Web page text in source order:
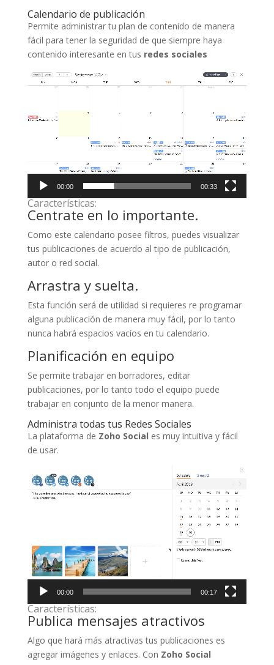
Calendario de publicación
Permite administrar tu plan de contenido de manera
fácil para tener la seguridad de que siempre haya
contenido interesante en tus redes sociales
Reproductor
00:00 00:33
Características:
Centrate en lo importante.
Como este calendario posee filtros, puedes visualizar
tus publicaciones de acuerdo al tipo de publicación,
autor o red social.
Arrastra y suelta.
Esta función será de utilidad si requieres re programar
alguna publicación de manera muy fácil, por lo tanto
nunca habrá espacios vacíos en tu calendario.
Planificación en equipo
Se permite trabajar en borradores, editar
publicaciones, por lo tanto todo el equipo puede
trabajar en conjunto de la menor manera.
Administra todas tus Redes Sociales
La plataforma de Zoho Social es muy intuitiva y fácil
de usar.
Reproductor
de
vídeo
00:00 00:17
Características:
Publica mensajes atractivos
Algo que hará más atractivas tus publicaciones es
agregar imágenes y enlaces. Con Zoho Social